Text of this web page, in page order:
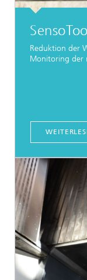
SensoTool
Reduktion der
Monitoring der